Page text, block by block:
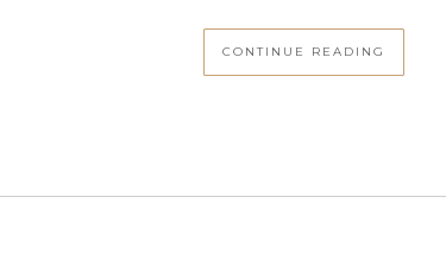
CONTINUE READING